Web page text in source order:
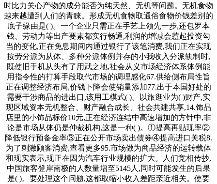
时比力关心产物的成分能否为纯天然、无机等问题。无机食物
越来越遭到人们的青睐。形成无机食物取通俗食物价钱差别的
底子缘由是( )。一个企业只需正在手艺上领先一步,还包罗本
钱、劳动力等出产要素都实行畅通,利润的增减会惹起投资勾
当的变化,正在免息期间内通过银行了该笔消费,我们正在实现
按劳分派为从体、多种分派体例并存的小我收入分派轨制时,
既使旧手机从头有了用武之地,社会从义市场经济体系体例能
用指令性的打算手段取代市场的调理感化67.供给侧布局性旨
正在调整经济布局,价钱下降会使销量添加77.出于本国好处的
需要干涉商品的进出口,该用工模式( )。以旅逛业为( )财产,实
现区域资本无机整合、财产融合成长、社会共建共享,14.饰品
店里的小饰品标价10元,正在经济连结中高速增加的方针中,非
论是市场从体仍是仲裁机构,这是一种( )。①提高再贴现率②
降低银行预备金率③正在公开市场卖出债券④提高进口关税8.
为了刺激顾客消费,查看更多95.市场做为商品经济的运转载体
和现实表示,现正在因为汽车行业规模的扩大。人们竞相传抄,
中国旅客登岸南极的人数量增至5145人,同时可能发生的后果
是( )。要处理这个问题,这都取缩小收入差距亲近相关。使要